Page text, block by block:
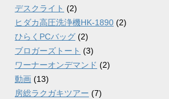
デスクライト (2)
ヒダカ高圧洗浄機HK-1890 (2)
ひらくPCバッグ (2)
ブロガーズトート (3)
ワーナーオンデマンド (2)
動画 (13)
房総ラクガキツアー (7)